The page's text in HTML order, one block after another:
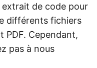
de code pour
différents fichiers
PDF. Cependant,
pas à nous